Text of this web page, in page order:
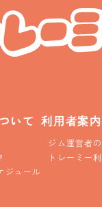
いて
ジュール
利用者案内
ジム運営者
トレーミー